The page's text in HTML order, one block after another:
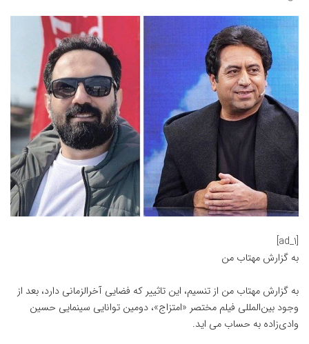
[ad_1]
به گزارش مهتاب من
به گزارش مهتاب من از تنسیم، این تاثییر که فضایی آخرالزمانی دارد، بعد از
وجود بین‌المللی فیلم مختصر «امتزاج»، دومین توانایی سینمایی حسین
وادی‌زاده به حساب می اید.